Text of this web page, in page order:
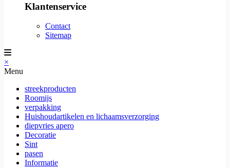
Klantenservice
Contact
Sitemap
×
Menu
streekproducten
Roomijs
verpakking
Huishoudartikelen en lichaamsverzorging
diepvries apero
Decoratie
Sint
pasen
Informatie